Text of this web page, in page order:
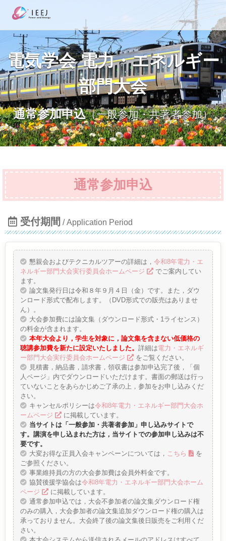
電気学会 電力・エネルギー
部門大会
通常参加申込（一般参加・共著者参加）
通常参加申込
受付期間 Application Period
懇親会およびテクニカルツアーの詳細は， 令和8年電⼒・エ
ネルギー部門⼤会実行委員会ホームページ
でご案内してい
ます。
論文集発行日は令和８年９月４日（金）です。また，ダウ
ンロード形式で配布します。（DVD形式での販売はありませ
ん）。
大会参加費には論文集（ダウンロード形式・1ライセンス）
の料金が含まれます。
本年大会より，学生を対象に，論文集を含まない低価格の
聴講参加費を新たに設定いたしました。 詳細は電⼒・エネルギ
ー部門⼤会実行委員会ホームページ
をご覧ください。
⾒積書，納品書，請求書，領収書は参加申込完了後，「個
⼈ページ」内でダウンロードいただけます。書面の郵送は行っ
ていないことをあらかじめご了承の上，参加をお申し込みくだ
さい。
キャンセルポリシーは令和8年電力・エネルギー部門大会ホ
ームページ
に掲載しています。
当サイトは「一般参加・共著者参加」申し込みサイトで
す。講演を申し込まれた方は，当サイトでの参加申し込みは不
要です。
大変お得な正員入会キャンペーンについては， こちら
を
ご参照ください。
事業維持員の方の大会参加費は会員外料金です。
協賛後援学協会は令和8年電力・エネルギー部門大会ホーム
ページ
に掲載しています。
通常参加申込では，大会不参加者の論文集ダウンロード権
のみの購入，大会参加者の論文集追加ダウンロード権の購入は
承っておりません。大会終了後の論文集後日販売をご利用くだ
さい。